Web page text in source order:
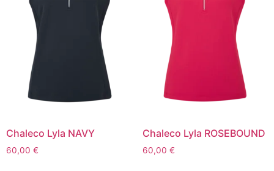
Chaleco Lyla NAVY
60,00 €
Chaleco Lyla ROSEBOUND
60,00 €